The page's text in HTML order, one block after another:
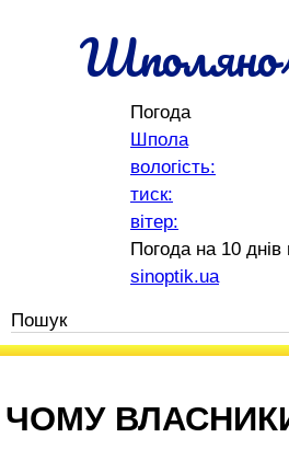
Погода
Шпола
вологість:
тиск:
вітер:
Погода на 10 днів
sinoptik.ua
ЧОМУ